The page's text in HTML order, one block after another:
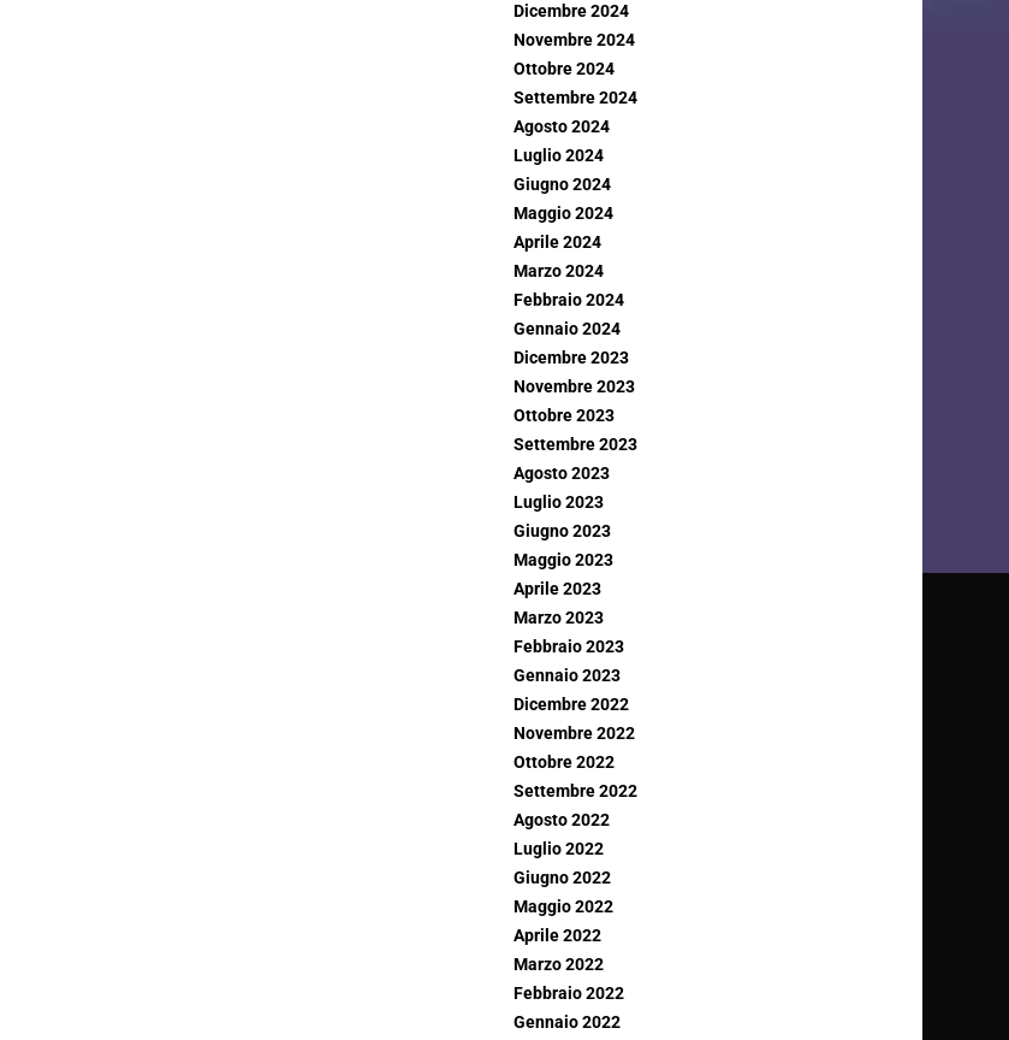
Dicembre 2024
Novembre 2024
Ottobre 2024
Settembre 2024
Agosto 2024
Luglio 2024
Giugno 2024
Maggio 2024
Aprile 2024
Marzo 2024
Febbraio 2024
Gennaio 2024
Dicembre 2023
Novembre 2023
Ottobre 2023
Settembre 2023
Agosto 2023
Luglio 2023
Giugno 2023
Maggio 2023
Aprile 2023
Marzo 2023
Febbraio 2023
Gennaio 2023
Dicembre 2022
Novembre 2022
Ottobre 2022
Settembre 2022
Agosto 2022
Luglio 2022
Giugno 2022
Maggio 2022
Aprile 2022
Marzo 2022
Febbraio 2022
Gennaio 2022